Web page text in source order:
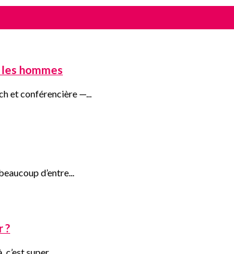
hommes
et conférencière —...
d’entre...
?